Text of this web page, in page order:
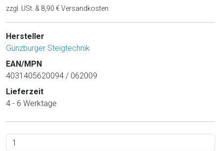
zzgl. USt. & 8,90 € Versandkosten
Hersteller
Günzburger Steigtechnik
EAN/MPN
4031405620094 / 062009
Lieferzeit
4 - 6 Werktage